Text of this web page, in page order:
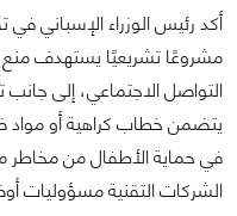
أكد رئيس الوزراء الإسباني
التواصل الاجتماعي، إلى
يتضمن خطاب كراهية أو مواد
في حماية الأطفال من مخاطر
الشركات التقنية مسؤوليات